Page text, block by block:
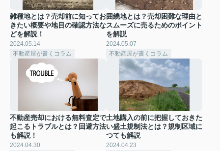
雑種地とは？売却前に知ってお
きたい概要や地目の確認方法な
どを解説！
2024.05.14
不動産屋が書くコラム
囲繞地とは？売却困難な理由と
スムーズに売るためのポイント
を解説
2024.05.07
不動産屋が書くコラム
不動産売却における無料査定で
起こるトラブルとは？回避方法
も解説！
2024.04.30
土地購入の前に把握しておきた
い盛土規制法とは？規制区域に
つても解説
2024.04.23